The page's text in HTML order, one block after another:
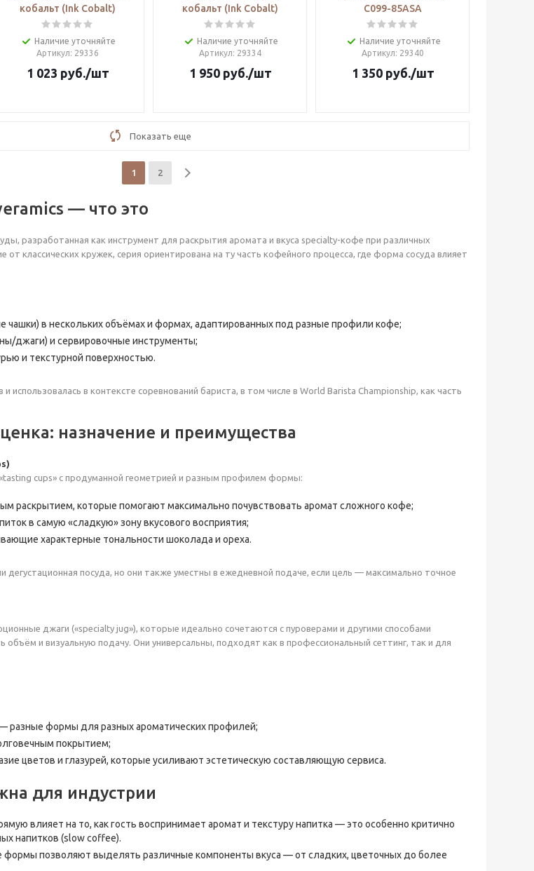
кобальт (Ink Cobalt)
Наличие уточняйте
Артикул: 29336
1 023 руб./шт
кобальт (Ink Cobalt)
Наличие уточняйте
Артикул: 29334
1 950руб./шт
C099-85ASA
Наличие уточняйте
Артикул: 29340
1 350руб./шт
Показать еще
1 2
— что это
разработанная как инструмент для раскрытия аромата и вкуса specialty-кофе при различных
от классических кружек, серия ориентирована на ту часть кофейного процесса, где форма сосуда влияет
чашки) в нескольких объёмах и формах, адаптированных под разные профили кофе;
джаги) и сервировочные инструменты;
и текстурной поверхностью.
использовалась в контексте соревнований бариста, в том числе в World Barista Championship, как часть
назначение и преимущества
cups» с продуманной геометрией и разным профилем формы:
раскрытием, которые помогают максимально почувствовать аромат сложного кофе;
в самую «сладкую» зону вкусового восприятия;
характерные тональности шоколада и ореха.
дегустационная посуда, но они также уместны в ежедневной подаче, если цель — максимально точное
джаги («specialty jug»), которые идеально сочетаются с пуроверами и другими способами
объём и визуальную подачу. Они универсальны, подходят как в профессиональный сеттинг, так и для
разные формы для разных ароматических профилей;
покрытием;
цветов и глазурей, которые усиливают эстетическую составляющую сервиса.
для индустрии
влияет на то, как гость воспринимает аромат и текстуру напитка — это особенно критично
напитков (slow coffee).
формы позволяют выделять различные компоненты вкуса — от сладких, цветочных до более